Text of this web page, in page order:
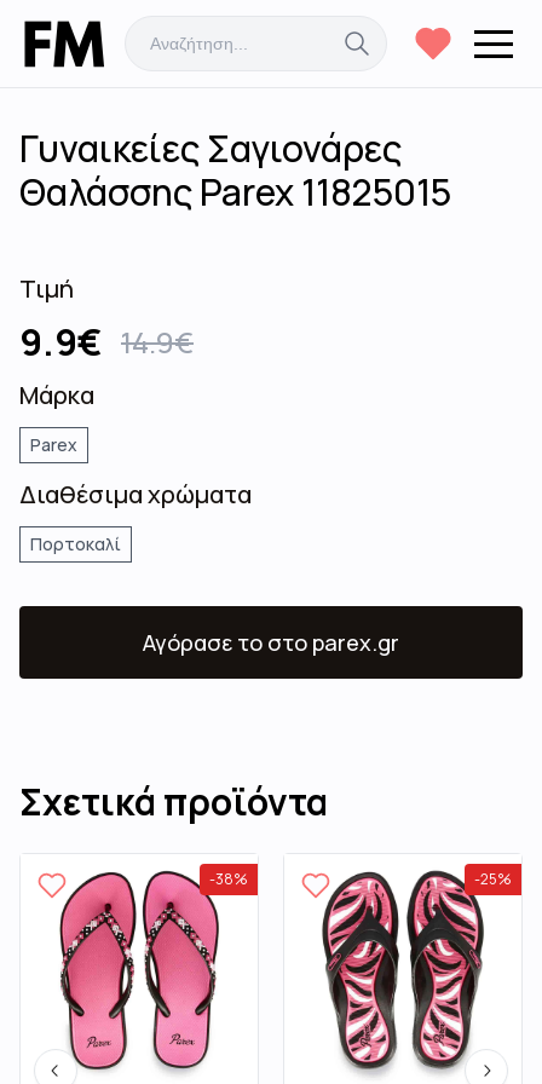
Γυναικείες Σαγιονάρες
Θαλάσσης Parex 11825015
Τιμή
9.9€ 14.9€
Μάρκα
Parex
Διαθέσιμα χρώματα
Πορτοκαλί
Αγόρασε το στο parex.gr
Σχετικά προϊόντα
-38% -25%